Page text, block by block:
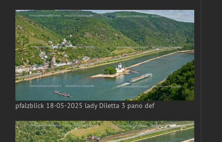
pfalzblick 18-05-2025 lady Diletta 3 pano def